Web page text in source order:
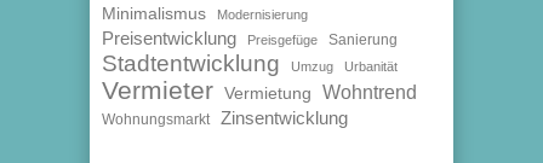
Minimalismus Modernisierung
Preisentwicklung Preisgefüge Sanierung
Stadtentwicklung Umzug Urbanität
Vermieter Vermietung Wohntrend
Wohnungsmarkt Zinsentwicklung